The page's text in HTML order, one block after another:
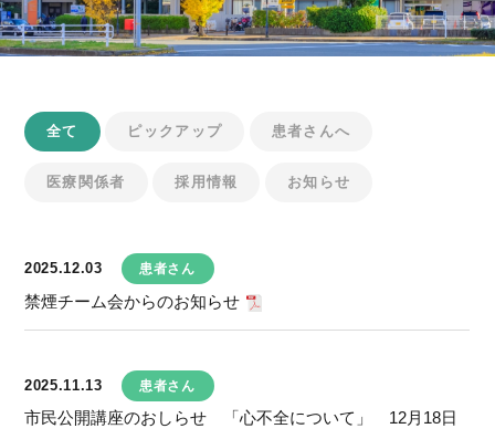
全て ピックアップ 患者さんへ
医療関係者 採用情報 お知らせ
2025.12.03 患者さん
禁煙チーム会からのお知らせ
2025.11.13 患者さん
市民公開講座のおしらせ 「心不全について」 12月18日